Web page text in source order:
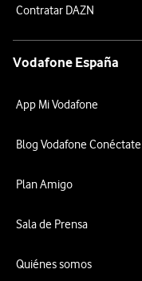
Contratar DAZN
Vodafone España
App Mi Vodafone
Blog Vodafone Conéctate
Plan Amigo
Sala de Prensa
Quiénes somos